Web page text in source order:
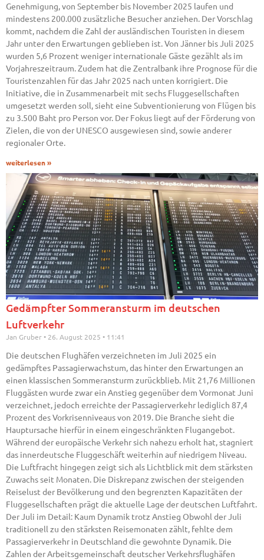
Genehmigung, von September bis November 2025 laufen und
mindestens 200.000 zusätzliche Besucher anziehen. Der Vorschlag
kommt, nachdem die Zahl der ausländischen Touristen in diesem
Jahr unter den Erwartungen geblieben ist. Von Jänner bis Juli 2025
wurden 5,6 Prozent weniger internationale Gäste gezählt als im
Vorjahreszeitraum. Zudem hat die Zentralbank ihre Prognose für die
Touristenzahlen für das Jahr 2025 nach unten korrigiert. Die
Initiative, die in Zusammenarbeit mit sechs Fluggesellschaften
umgesetzt werden soll, sieht eine Subventionierung von Flügen bis
zu 3.500 Baht pro Person vor. Der Fokus liegt auf der Förderung von
Zielen, die von der UNESCO ausgewiesen sind, sowie anderer
regionaler Orte.
weiterlesen »
Gedämpfter Sommeransturm im deutschen
Luftverkehr
Jan Gruber 26. August 2025 11:41
Die deutschen Flughäfen verzeichneten im Juli 2025 ein
gedämpftes Passagierwachstum, das hinter den Erwartungen an
einen klassischen Sommeransturm zurückblieb. Mit 21,76 Millionen
Fluggästen wurde zwar ein Anstieg gegenüber dem Vormonat Juni
verzeichnet, jedoch erreichte der Passagierverkehr lediglich 87,4
Prozent des Vorkrisenniveaus von 2019. Die Branche sieht die
Hauptursache hierfür in einem eingeschränkten Flugangebot.
Während der europäische Verkehr sich nahezu erholt hat, stagniert
das innerdeutsche Fluggeschäft weiterhin auf niedrigem Niveau.
Die Luftfracht hingegen zeigt sich als Lichtblick mit dem stärksten
Zuwachs seit Monaten. Die Diskrepanz zwischen der steigenden
Reiselust der Bevölkerung und den begrenzten Kapazitäten der
Fluggesellschaften prägt die aktuelle Lage der deutschen Luftfahrt.
Der Juli im Detail: Kaum Dynamik trotz Anstieg Obwohl der Juli
traditionell zu den stärksten Reisemonaten zählt, fehlte dem
Passagierverkehr in Deutschland die gewohnte Dynamik. Die
Zahlen der Arbeitsgemeinschaft deutscher Verkehrsflughäfen